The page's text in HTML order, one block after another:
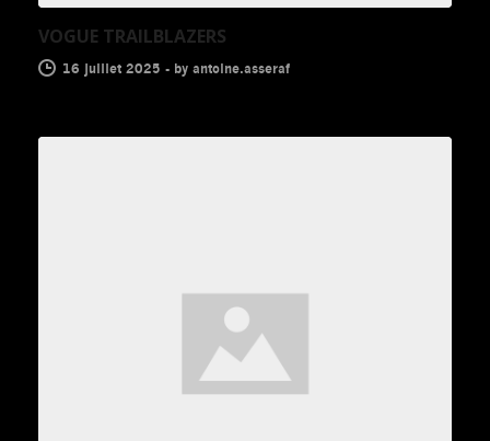
VOGUE TRAILBLAZERS
16 juillet 2025 - by antoine.asseraf